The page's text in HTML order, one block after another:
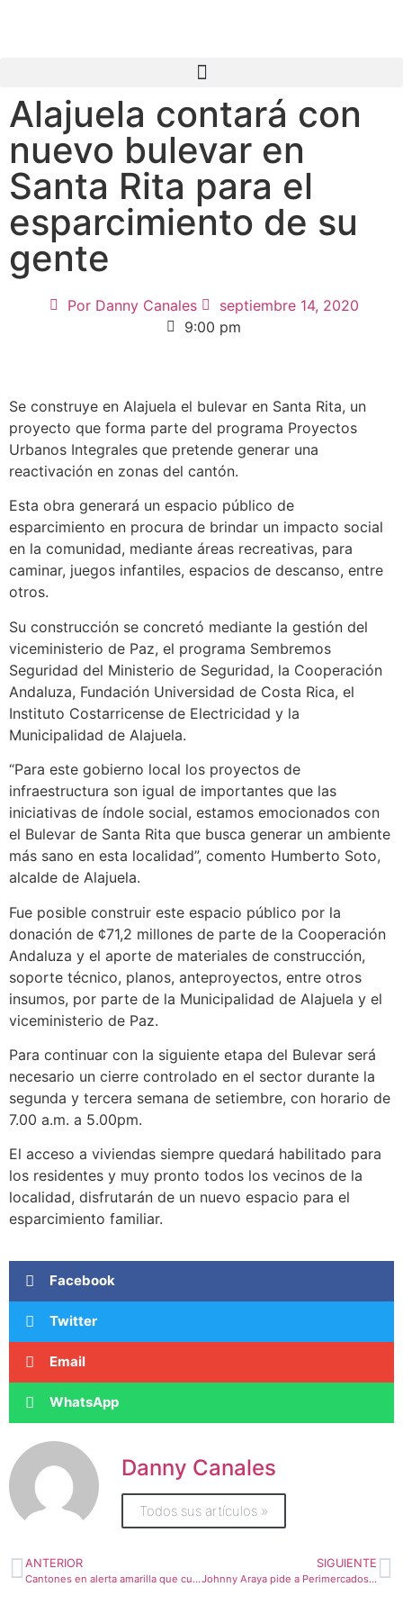
Alajuela contará con
nuevo bulevar en
Santa Rita para el
esparcimiento de su
gente
PorDanny Canales
septiembre 14, 2020
9:00 pm
Se construye en Alajuela el bulevar en Santa Rita, un
proyecto que forma parte del programa Proyectos
Urbanos Integrales que pretende generar una
reactivación en zonas del cantón.
Esta obra generará un espacio público de
esparcimiento en procura de brindar un impacto social
en la comunidad, mediante áreas recreativas, para
caminar, juegos infantiles, espacios de descanso, entre
otros.
Su construcción se concretó mediante la gestión del
viceministerio de Paz, el programa Sembremos
Seguridad del Ministerio de Seguridad, la Cooperación
Andaluza, Fundación Universidad de Costa Rica, el
Instituto Costarricense de Electricidad y la
Municipalidad de Alajuela.
“Para este gobierno local los proyectos de
infraestructura son igual de importantes que las
iniciativas de índole social, estamos emocionados con
el Bulevar de Santa Rita que busca generar un ambiente
más sano en esta localidad”, comento Humberto Soto,
alcalde de Alajuela.
Fue posible construir este espacio público por la
donación de ¢71,2 millones de parte de la Cooperación
Andaluza y el aporte de materiales de construcción,
soporte técnico, planos, anteproyectos, entre otros
insumos, por parte de la Municipalidad de Alajuela y el
viceministerio de Paz.
Para continuar con la siguiente etapa del Bulevar será
necesario un cierre controlado en el sector durante la
segunda y tercera semana de setiembre, con horario de
7.00 a.m. a 5.00pm.
El acceso a viviendas siempre quedará habilitado para
los residentes y muy pronto todos los vecinos de la
localidad, disfrutarán de un nuevo espacio para el
esparcimiento familiar.
Facebook
Twitter
Email
WhatsApp
Danny Canales
Todos sus artículos »
ANTERIOR
Cantones en alerta amarilla que cuenten con planes de prevención podrán abrir los parques públicos mañana
SIGUIENTE
Johnny Araya pide a Perimercados retirar valla gigante de histórico edificio capitalino